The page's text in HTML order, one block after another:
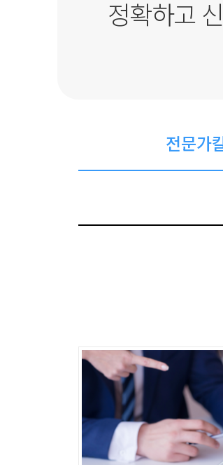
정확하고
전문가